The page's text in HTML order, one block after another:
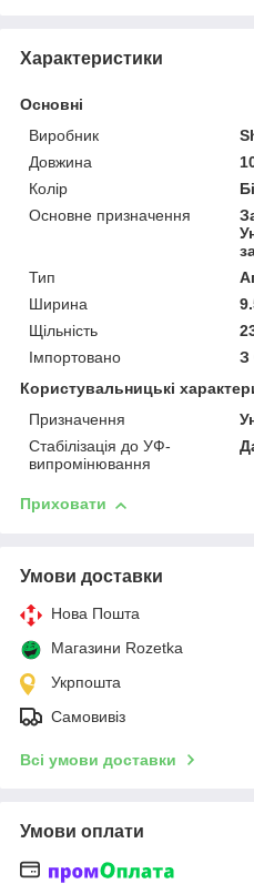
Характеристики
Основні
Виробник
Довжина
Колір
Основне призначення
Тип
Ширина
Щільність
Імпортовано
З
Користувальницькі
Призначення
Стабілізація до УФ-
випромінювання
Приховати
Умови доставки
Нова Пошта
Магазини Rozetka
Укрпошта
Самовивіз
Всі умови доставки
Умови оплати